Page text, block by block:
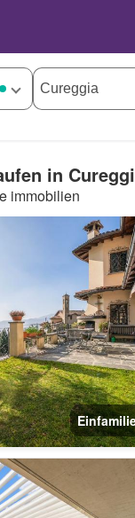
in
immobilien